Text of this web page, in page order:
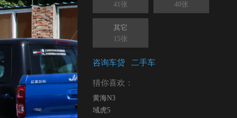
41张
40张
其它
15张
咨询车贷 二手车
猜你喜欢：
黄海N3
域虎5